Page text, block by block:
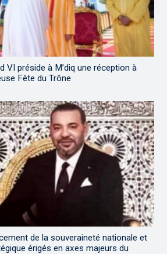
VI préside à M’diq une réception à
Fête du Trône
de la souveraineté nationale et
érigés en axes majeurs du